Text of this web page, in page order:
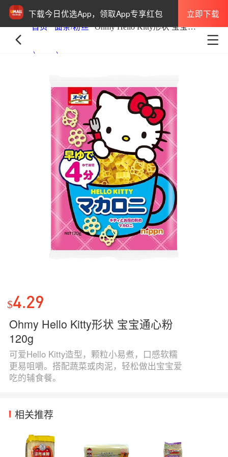
下载今日优选App，领取App专享红包 立即下载
首页 面条/粉丝 Ohmy Hello Kitty形状 宝宝通心粉 120g
$4.29
Ohmy Hello Kitty形状 宝宝通心粉
120g
可爱Hello Kitty造型，颗粒小易煮，口感软糯
更易咀嚼。搭配蔬菜或肉泥，轻松做出宝宝爱
吃的辅食餐。
相关推荐